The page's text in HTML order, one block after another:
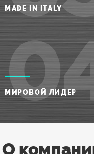
MADE IN ITALY
МИРОВОЙ ЛИДЕР
О